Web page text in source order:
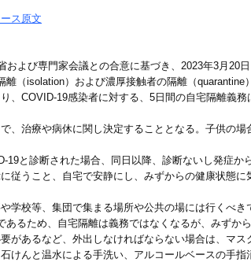
ス原文
および専門家会議との合意に基づき、2023年3月20日
（isolation）および濃厚接触者の隔離（quarantine
、COVID-19感染者に対する、5日間の自宅隔離義
、治療や病休に関し決定することとなる。子供の場
19と診断された場合、同日以降、診断ないし発症
従うこと、自宅で安静にし、みずからの健康状態に
学校等、集団で集まる場所や公共の場には行くべき
あるため、自宅隔離は義務ではなくなるが、みずか
があるなど、外出しなければならない場合は、マ
けんと温水による手洗い、アルコールベースの手指